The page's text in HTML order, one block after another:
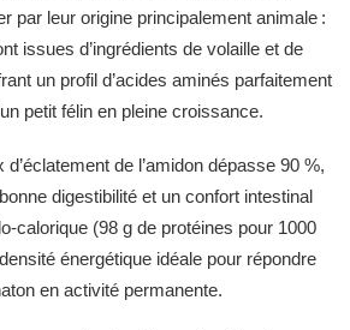
par leur origine principalement animale :
issues d’ingrédients de volaille et de
un profil d’acides aminés parfaitement
petit félin en pleine croissance.
de l’amidon dépasse 90 %,
digestibilité et un confort intestinal
calorique (98 g de protéines pour 1000
énergétique idéale pour répondre
en activité permanente.